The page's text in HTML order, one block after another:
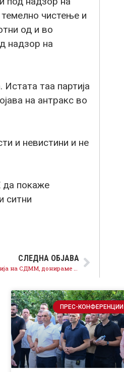
чистење и
од и во
надзор на
таа партија
на антракс во
и невистини и не
покаже
ситни
СЛЕДНА ОБЈАВА
ПРЕС-КОНФЕРЕНЦИИ